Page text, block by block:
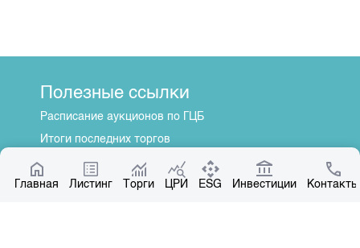
Главная Листинг Торги ЦРИ ESG Инвестиции Контакты
Полезные ссылки
Расписание аукционов по ГЦБ
Итоги последних торгов
Котировки по ЦБ
Центр раскрытия информации